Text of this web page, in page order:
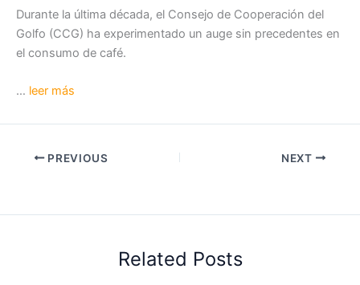
Durante la última década, el Consejo de Cooperación del
Golfo (CCG) ha experimentado un auge sin precedentes en
el consumo de café.
… leer más
PREVIOUS NEXT
Related Posts